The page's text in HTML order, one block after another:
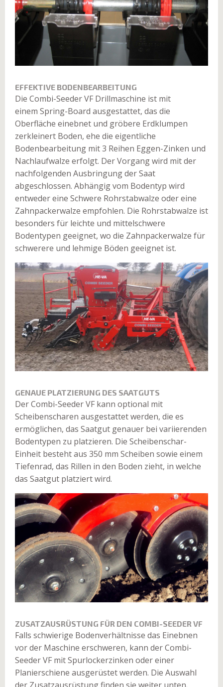
EFFEKTIVE BODENBEARBEITUNG
Die Combi-Seeder VF Drillmaschine ist mit
einem Spring-Board ausgestattet, das die
Oberfläche einebnet und gröbere Erdklumpen
zerkleinert Boden, ehe die eigentliche
Bodenbearbeitung mit 3 Reihen Eggen-Zinken und
Nachlaufwalze erfolgt. Der Vorgang wird mit der
nachfolgenden Ausbringung der Saat
abgeschlossen. Abhängig vom Bodentyp wird
entweder eine Schwere Rohrstabwalze oder eine
Zahnpackerwalze empfohlen. Die Rohrstabwalze ist
besonders für leichte und mittelschwere
Bodentypen geeignet, wo die Zahnpackerwalze für
schwerere und lehmige Böden geeignet ist.
GENAUE PLATZIERUNG DES SAATGUTS
Der Combi-Seeder VF kann optional mit
Scheibenscharen ausgestattet werden, die es
ermöglichen, das Saatgut genauer bei variierenden
Bodentypen zu platzieren. Die Scheibenschar-
Einheit besteht aus 350 mm Scheiben sowie einem
Tiefenrad, das Rillen in den Boden zieht, in welche
das Saatgut platziert wird.
ZUSATZAUSRÜSTUNG FÜR DEN COMBI-SEEDER VF
Falls schwierige Bodenverhältnisse das Einebnen
vor der Maschine erschweren, kann der Combi-
Seeder VF mit Spurlockerzinken oder einer
Planierschiene ausgerüstet werden. Die Auswahl
der Zusatzausrüstung finden sie weiter unten.